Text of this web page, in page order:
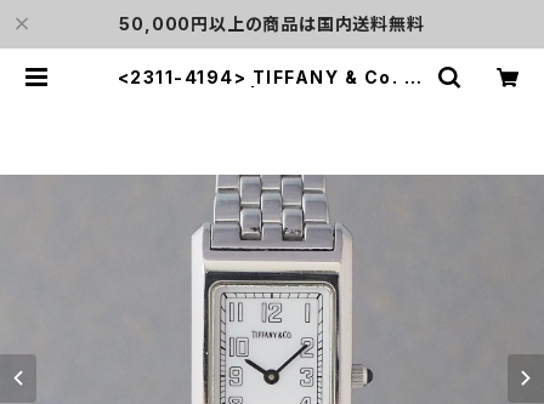
50,000円以上の商品は国内送料無料
<2311-4194> TIFFANY & Co. Cl